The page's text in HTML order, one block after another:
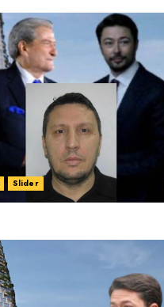
Slider